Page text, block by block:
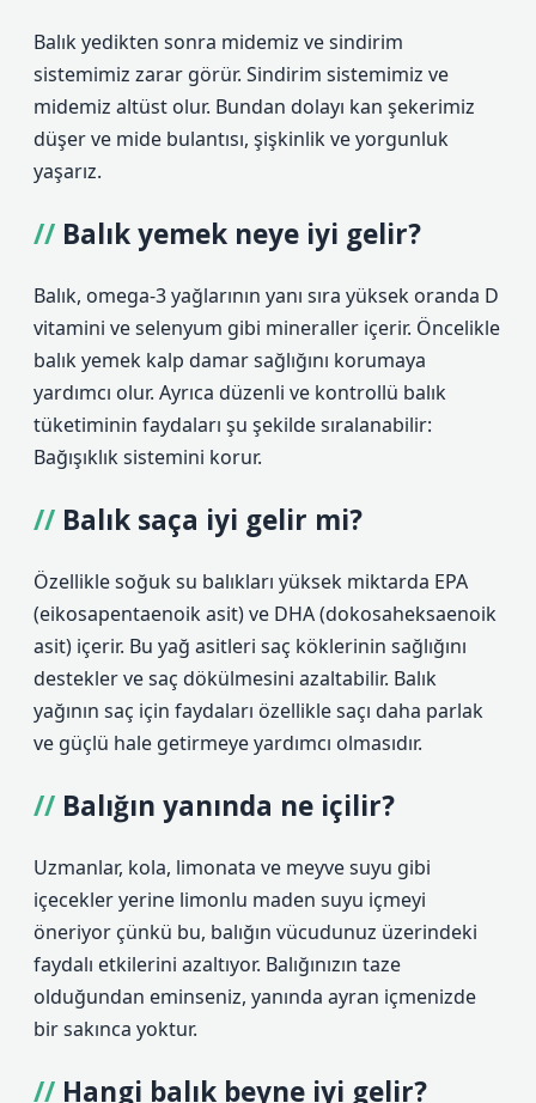
Balık yedikten sonra midemiz ve sindirim
sistemimiz zarar görür. Sindirim sistemimiz ve
midemiz altüst olur. Bundan dolayı kan şekerimiz
düşer ve mide bulantısı, şişkinlik ve yorgunluk
yaşarız.
Balık yemek neye iyi gelir?
Balık, omega-3 yağlarının yanı sıra yüksek oranda D
vitamini ve selenyum gibi mineraller içerir. Öncelikle
balık yemek kalp damar sağlığını korumaya
yardımcı olur. Ayrıca düzenli ve kontrollü balık
tüketiminin faydaları şu şekilde sıralanabilir:
Bağışıklık sistemini korur.
Balık saça iyi gelir mi?
Özellikle soğuk su balıkları yüksek miktarda EPA
(eikosapentaenoik asit) ve DHA (dokosaheksaenoik
asit) içerir. Bu yağ asitleri saç köklerinin sağlığını
destekler ve saç dökülmesini azaltabilir. Balık
yağının saç için faydaları özellikle saçı daha parlak
ve güçlü hale getirmeye yardımcı olmasıdır.
Balığın yanında ne içilir?
Uzmanlar, kola, limonata ve meyve suyu gibi
içecekler yerine limonlu maden suyu içmeyi
öneriyor çünkü bu, balığın vücudunuz üzerindeki
faydalı etkilerini azaltıyor. Balığınızın taze
olduğundan eminseniz, yanında ayran içmenizde
bir sakınca yoktur.
Hangi balık beyne iyi gelir?